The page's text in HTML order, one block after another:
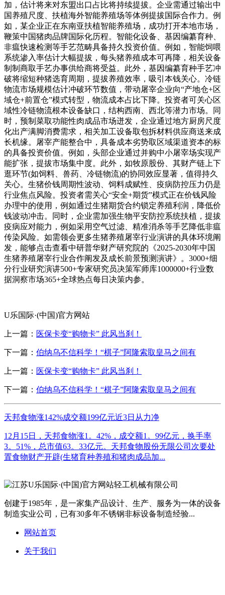
加，估计将来对东盟出口占比将持续提拔。企业需通过输出中
国养殖尺度、扶植海外智能养殖场等体例提拔国际合作力。例
如，某企业正在东南亚扶植智能养殖场，成功打开本地市场，
鞭策中国猪肉品牌国际化历程。智能化设备、基因编纂育种、
非瘟快速检测等手艺范畴具备持久投资价值。例如，智能饲喂
系统渗入率估计大幅提拔，每头猪养殖成本可再降，相关设备
制制商取手艺办事供给商将受益。此外，基因编纂育种手艺冲
破将缩短种猪选育周期，提拔养殖效率，吸引本钱关心。冷链
物流市场规模估计冲破环节数值，带动屠宰企业向“产地仓+区
域仓+前置仓”模式转型，物流成本占比下降。投资者可关心区
域性冷链物流根本设备缺口，结构西南、西北等潜力市场。同
时，预制菜取功能性肉成品市场迸发，企业通过地方厨房尺度
化出产满脚消费需求，相关加工设备取包拆材料供应商送来成
长机缘。屠宰产能整合中，具备成本劣势取区域渠道资本的标
的具备投资价值。例如，头部企业通过并购中小屠宰场实现产
能扩张，提拔市场集中度。此外，如牧原股份、其财产链上下
逛环节(如饲料、兽药、冷链物流)的协同效应显著，值得持久
关心。生猪价钱周期性波动、饲料成赋性、疫病防控压力仍是
行业焦点风险。投资者需关心“安全+期货”模式正在价钱风险
办理中的使用，例如通过生猪期货合约锁定养殖利润，降低价
钱波动冲击。同时，企业需加强生物平安防控系统扶植，提拔
疫病应对能力，例如采用空气过滤、精准消杀等手艺降低非瘟
传染风险。如需领会更多生猪养殖屠宰行业演讲的具体环境阐
发，能够点击查看中研普华财产研究院的《2025-2030年中国
生猪养殖屠宰行业合作阐发及成长前景预测演讲》。3000+细
分行业研究演讲500+专家研究员决策军师库1000000+行业数
据洞察市场365+全球热点每日决策内参。
U乐国际·(中国)官方网站
上一篇： 医保卡变“购物卡” 此风当刹！
下一篇： 伯纳乌不信科学！“棋子”阿隆索取皇马之间有
上一篇： 医保卡变“购物卡” 此风当刹！
下一篇： 伯纳乌不信科学！“棋子”阿隆索取皇马之间有
天邦食物涨142%成交额199亿元近3日从力净
12月15日，天邦食物涨1。42%，成交额1。99亿元，换手率
3。51%，总市值63。33亿元。天邦食物股份无限公司次要处
置食物财产开辟(生猪育种养殖和猪肉成品加...
创建于1985年，是一家集产品设计、生产、服务为一体的设备
制造实业公司，已有30多年不锈钢非标设备制造经验...
网站首页
关于我们